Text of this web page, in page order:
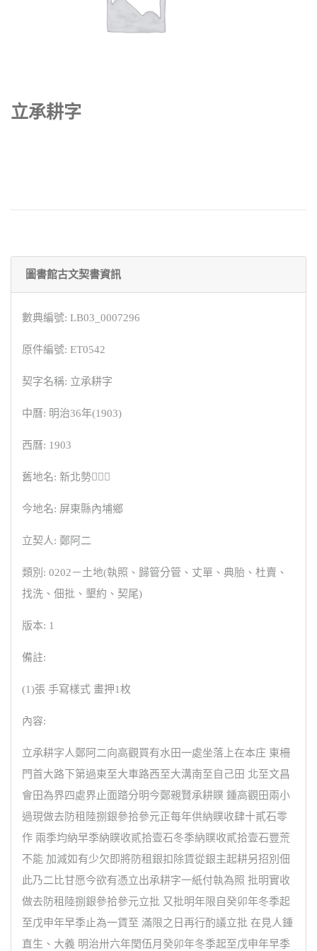
立承耕字
圖書館古文契書資訊
數典編號: LB03_0007296
原件編號: ET0542
契字名稱: 立承耕字
中曆: 明治36年(1903)
西曆: 1903
舊地名: 新北勢
今地名: 屏東縣內埔鄉
立契人: 鄭阿二
類別: 0202－土地(執照、歸管分管、丈單、典胎、杜賣、
找洗、佃批、墾約、契尾)
版本: 1
備註:
(1)張 手寫樣式 畫押1枚
內容:
立承耕字人鄭阿二向高觀買有水田一處坐落上在本庄 東柵
門首大路下第過東至大車路西至大溝南至自己田 北至文昌
會田為界四處界止面踏分明今鄭親賢承耕贌 鍾高觀田兩小
過現做去防租陸捌銀參拾參元正每年供納贌收肆十貳石零
作 兩季均納早季納贌收貳拾壹石冬季納贌收貳拾壹石豐荒
不能 加減如有少欠即將防租銀扣除賃從銀主起耕另招別佃
此乃二比甘愿今欲有憑立出承耕字一紙付執為照 批明實收
做去防租陸捌銀參拾參元立批 又批明年限自癸卯年冬季起
至戊申年早季止為一賃至 滿限之日再行酌議立批 在見人鍾
直生、大義 明治卅六年閏伍月癸卯年冬季起至戊申年早季